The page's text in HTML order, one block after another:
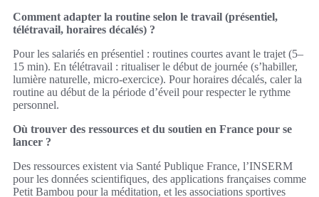
Comment adapter la routine selon le travail (présentiel,
télétravail, horaires décalés) ?
Pour les salariés en présentiel : routines courtes avant le trajet (5–
15 min). En télétravail : ritualiser le début de journée (s’habiller,
lumière naturelle, micro‑exercice). Pour horaires décalés, caler la
routine au début de la période d’éveil pour respecter le rythme
personnel.
Où trouver des ressources et du soutien en France pour se
lancer ?
Des ressources existent via Santé Publique France, l’INSERM
pour les données scientifiques, des applications françaises comme
Petit Bambou pour la méditation, et les associations sportives